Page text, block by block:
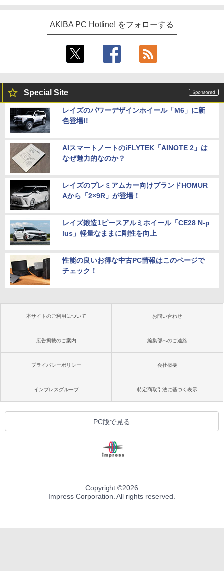
AKIBA PC Hotline! をフォローする
Special Site
レイズのパワーデザインホイール「M6」に新
色登場!!
AIスマートノートのiFLYTEK「AINOTE 2」は
なぜ魅力的なのか？
レイズのプレミアムカー向けブランドHOMUR
Aから「2×9R」が登場！
レイズ鍛造1ピースアルミホイール「CE28 N-p
lus」軽量なままに剛性を向上
性能の良いお得な中古PC情報はこのページで
チェック！
本サイトのご利用について お問い合わせ
広告掲載のご案内 編集部へのご連絡
プライバシーポリシー 会社概要
インプレスグループ 特定商取引法に基づく表示
PC版で見る
Copyright ©2026
Impress Corporation. All rights reserved.